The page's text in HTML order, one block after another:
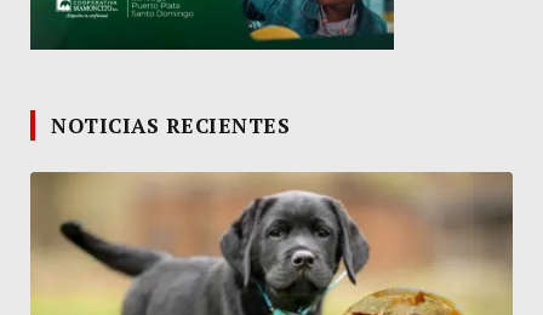
NOTICIAS RECIENTES